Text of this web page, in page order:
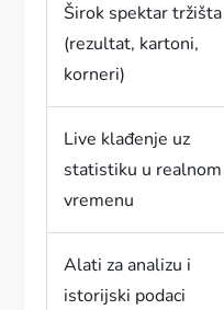
Širok spektar tržišta
(rezultat, kartoni,
korneri)
Live klađenje uz
statistiku u realnom
vremenu
Alati za analizu i
istorijski podaci